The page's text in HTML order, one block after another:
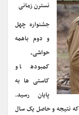
نسترن زمانی
جشنواره چهل
و دوم باهمه
حواشی،
کمبودها و
کاستی ها به
پایان رسید.
که نتیجه و حاصل یک سال